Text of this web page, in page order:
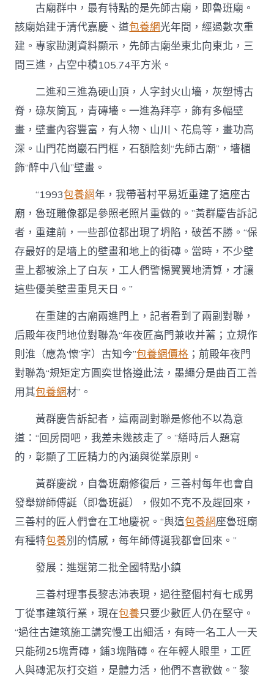
古廟群中，最有特點的是先師古廟，即魯班廟。
該廟始建于清代嘉慶、道包養網光年間，經過數次重
建。專家勘測資料顯示，先師古廟坐東北向東北，三
間三進，占空中積105.74平方米。
二進和三進為硬山頂，人字封火山墻，灰塑博古
脊，碌灰筒瓦，青磚墻。一進為拜亭，飾有多幅壁
畫，壁畫內容豐富，有人物、山川、花鳥等，畫功高
深。山門花崗巖石門框，石額陰刻“先師古廟”，墻楣
飾“醉中八仙”壁畫。
“1993包養網年，我帶著村平易近重建了這座古
廟，魯班雕像都是參照老照片重做的。”黃群慶告訴記
者，重建前，一些部位都出現了坍陷，破舊不勝。“保
存最好的是墻上的壁畫和地上的街磚。當時，不少壁
畫上都被涂上了白灰，工人們警惕翼翼地清算，才讓
這些優美壁畫重見天日。”
在重建的古廟兩進門上，記者看到了兩副對聯，
后殿年夜門地位對聯為“年夜匠高門兼收并蓄；立規作
則淮（應為‘懷’字）古知今”包養網價格 ；前殿年夜門
對聯為“規矩定方圓奕世恪遵此法，墨繩分是曲百工善
用其包養網材”。
黃群慶告訴記者，這兩副對聯是修他不以為意
道：“回房間吧，我差未幾該走了。”繕時后人題寫
的，彰顯了工匠精力的內涵與從業原則。
黃群慶說，自魯班廟修復后，三善村每年也會自
發舉辦師傅誕（即魯班誕），假如不克不及趕回來，
三善村的匠人們會在工地慶祝。“與這包養網座魯班廟
有種特包養別的情感，每年師傅誕我都會回來。”
發展：進選第二批全國特點小鎮
三善村理事長黎志沛表現，過往整個村有七成男
丁從事建筑行業，現在包養只要少數匠人仍在堅守。
“過往古建筑施工講究慢工出細活，有時一名工人一天
只能砌25塊青磚，鋪3塊階磚。在年輕人眼里，工匠
人與磚泥灰打交道，是體力活，他們不喜歡做。” 黎